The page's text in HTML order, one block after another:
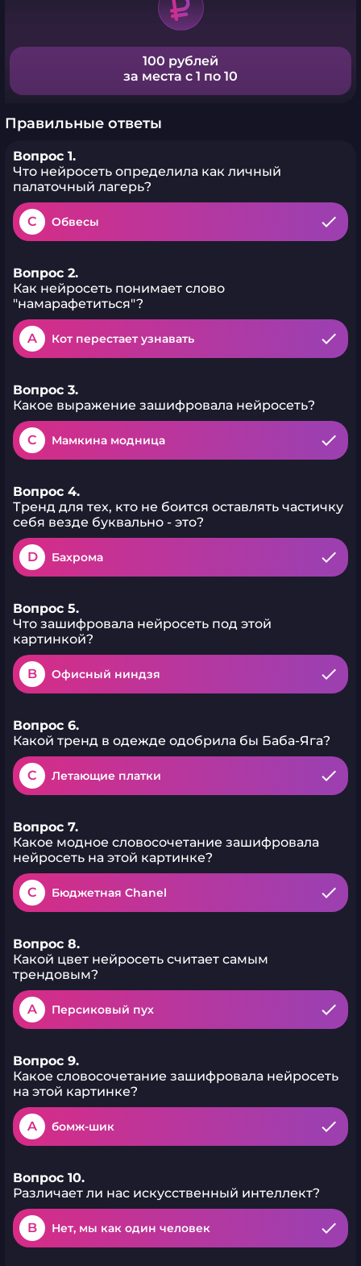
100 рублей
за места с 1 по 10
Правильные ответы
Вопрос 1.
Что нейросеть определила как личный
палаточный лагерь?
C Обвесы
Вопрос 2.
Как нейросеть понимает слово
"намарафетиться"?
A Кот перестает узнавать
Вопрос 3.
Какое выражение зашифровала нейросеть?
C Мамкина модница
Вопрос 4.
Тренд для тех, кто не боится оставлять частичку
себя везде буквально - это?
D Бахрома
Вопрос 5.
Что зашифровала нейросеть под этой
картинкой?
B Офисный ниндзя
Вопрос 6.
Какой тренд в одежде одобрила бы Баба-Яга?
C Летающие платки
Вопрос 7.
Какое модное словосочетание зашифровала
нейросеть на этой картинке?
C Бюджетная Chanel
Вопрос 8.
Какой цвет нейросеть считает самым
трендовым?
A Персиковый пух
Вопрос 9.
Какое словосочетание зашифровала нейросеть
на этой картинке?
A бомж-шик
Вопрос 10.
Различает ли нас искусственный интеллект?
B Нет, мы как один человек